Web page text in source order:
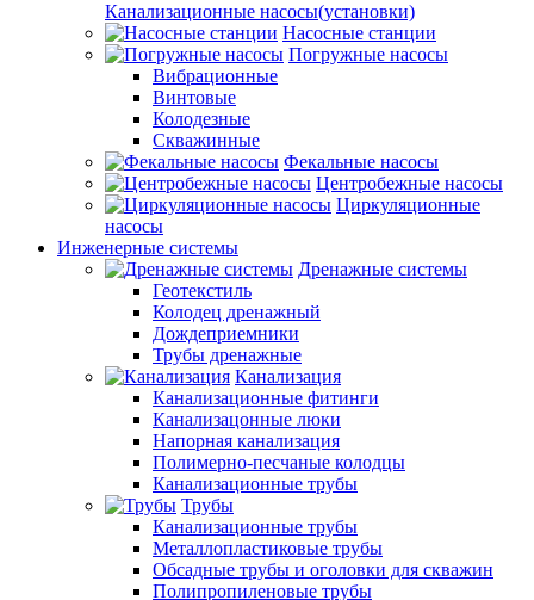
Канализационные насосы(установки)
Насосные станции
Погружные насосы
Вибрационные
Винтовые
Колодезные
Скважинные
Фекальные насосы
Центробежные насосы
Циркуляционные
насосы
Инженерные системы
Дренажные системы
Геотекстиль
Колодец дренажный
Дождеприемники
Трубы дренажные
Канализация
Канализационные фитинги
Канализацонные люки
Напорная канализация
Полимерно-песчаные колодцы
Канализационные трубы
Трубы
Канализационные трубы
Металлопластиковые трубы
Обсадные трубы и оголовки для скважин
Полипропиленовые трубы